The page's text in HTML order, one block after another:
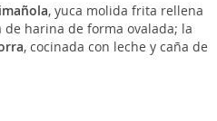
, yuca molida frita rellena
de harina de forma ovalada; la
, cocinada con leche y caña de